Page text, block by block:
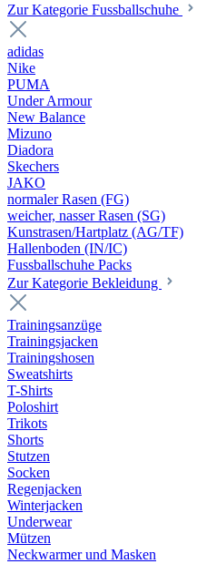
Zur Kategorie Fussballschuhe
adidas
Nike
PUMA
Under Armour
New Balance
Mizuno
Diadora
Skechers
JAKO
normaler Rasen (FG)
weicher, nasser Rasen (SG)
Kunstrasen/Hartplatz (AG/TF)
Hallenboden (IN/IC)
Fussballschuhe Packs
Zur Kategorie Bekleidung
Trainingsanzüge
Trainingsjacken
Trainingshosen
Sweatshirts
T-Shirts
Poloshirt
Trikots
Shorts
Stutzen
Socken
Regenjacken
Winterjacken
Underwear
Mützen
Neckwarmer und Masken